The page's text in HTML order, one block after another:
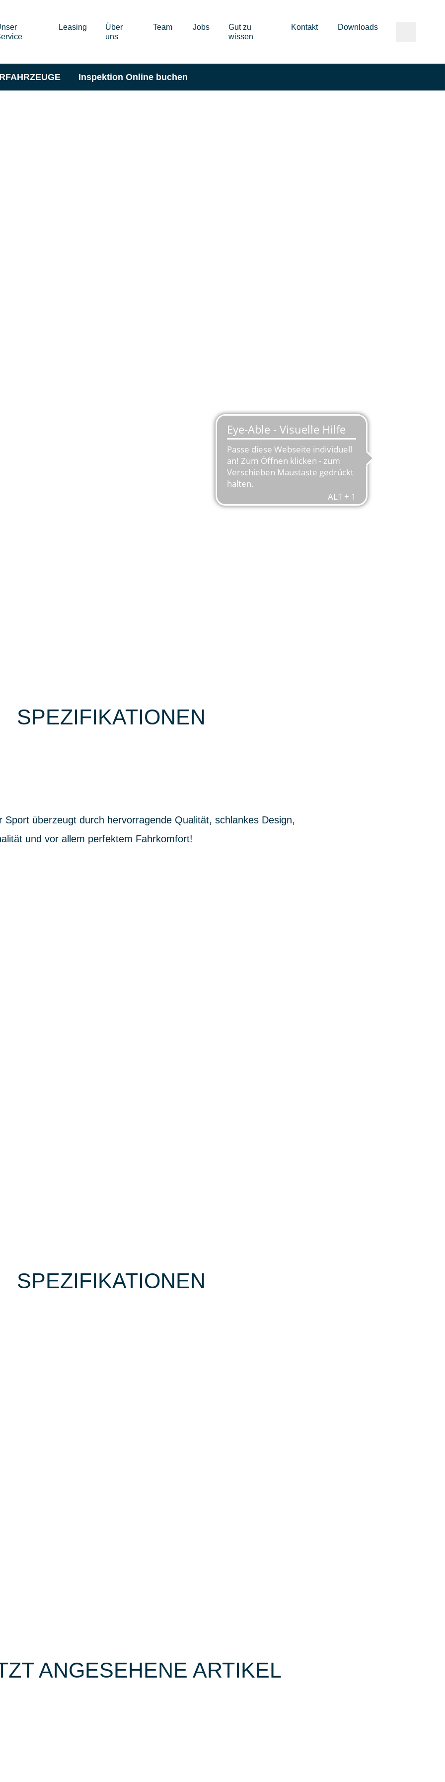
Leasing
Über
uns
Team Jobs
Gut zu
wissen
Kontakt Downloads
Inspektion Online buchen
SPEZIFIKATIONEN
Sport überzeugt durch hervorragende Qualität, schlankes Design,
und vor allem perfektem Fahrkomfort!
SPEZIFIKATIONEN
ANGESEHENE ARTIKEL